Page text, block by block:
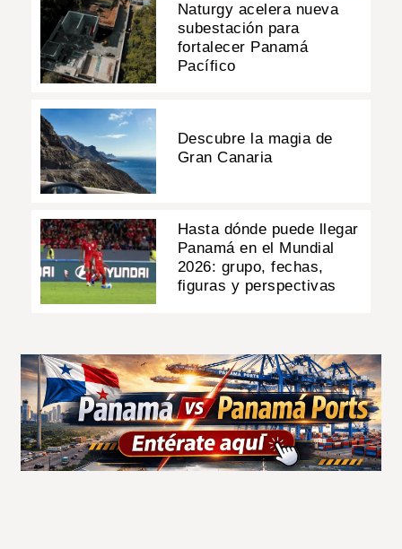
Naturgy acelera nueva
subestación para
fortalecer Panamá
Pacífico
Descubre la magia de
Gran Canaria
Hasta dónde puede llegar
Panamá en el Mundial
2026: grupo, fechas,
figuras y perspectivas